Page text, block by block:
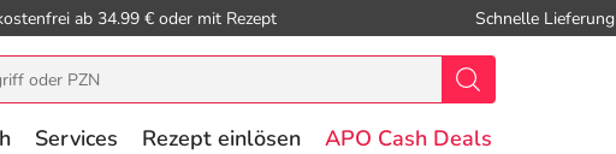
ab 34.99 € oder mit Rezept Schnelle Lieferung
Services Rezept einlösen APO Cash Deals